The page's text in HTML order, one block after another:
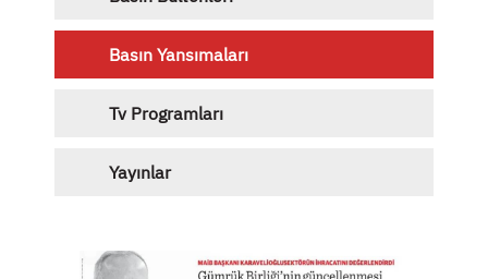
Basın Yansımaları
Tv Programları
Yayınlar